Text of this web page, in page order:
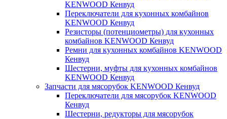
KENWOOD Кенвуд
Переключатели для кухонных комбайнов
KENWOOD Кенвуд
Резисторы (потенциометры) для кухонных
комбайнов KENWOOD Кенвуд
Ремни для кухонных комбайнов KENWOOD
Кенвуд
Шестерни, муфты для кухонных комбайнов
KENWOOD Кенвуд
Запчасти для мясорубок KENWOOD Кенвуд
Переключатели для мясорубок KENWOOD
Кенвуд
Шестерни, редукторы для мясорубок